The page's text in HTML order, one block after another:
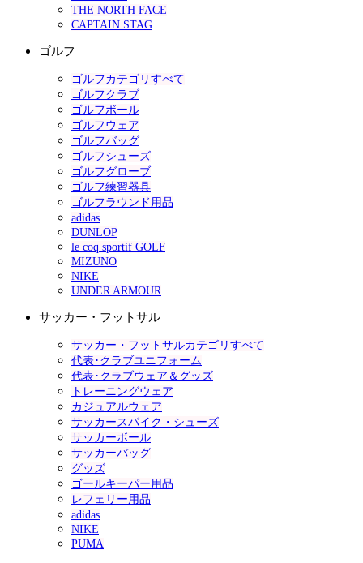
THE NORTH FACE
CAPTAIN STAG
ゴルフ
ゴルフカテゴリすべて
ゴルフクラブ
ゴルフボール
ゴルフウェア
ゴルフバッグ
ゴルフシューズ
ゴルフグローブ
ゴルフ練習器具
ゴルフラウンド用品
adidas
DUNLOP
le coq sportif GOLF
MIZUNO
NIKE
UNDER ARMOUR
サッカー・フットサル
サッカー・フットサルカテゴリすべて
代表･クラブユニフォーム
代表･クラブウェア＆グッズ
トレーニングウェア
カジュアルウェア
サッカースパイク・シューズ
サッカーボール
サッカーバッグ
グッズ
ゴールキーパー用品
レフェリー用品
adidas
NIKE
PUMA